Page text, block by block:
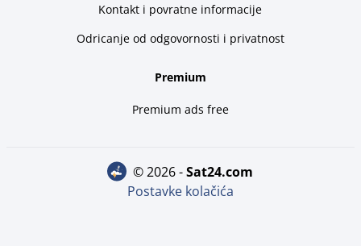
Kontakt i povratne informacije
Odricanje od odgovornosti i privatnost
Premium
Premium ads free
© 2026 - sat24.com
Postavke kolačića